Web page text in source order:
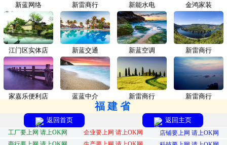
新蓝网络 新雷商行
江门区实体店 新蓝交通
家嘉乐便利店 蓝蓝中介
新能水电 金鸿家装
新蓝空调 新雷商行
新雷商行 新雷商行
福建省
返回首页 返回主页
工厂要上网 请上OK网 企业要上网 请上OK网
店铺要上网 请上OK网